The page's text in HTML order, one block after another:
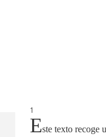
1
Este texto recoge